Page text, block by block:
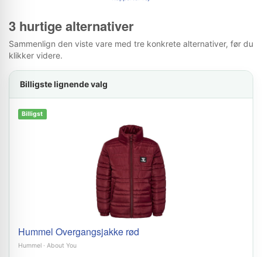
3 hurtige alternativer
Sammenlign den viste vare med tre konkrete alternativer, før du
klikker videre.
Billigste lignende valg
Billigst
Hummel Overgangsjakke rød
Hummel · About You